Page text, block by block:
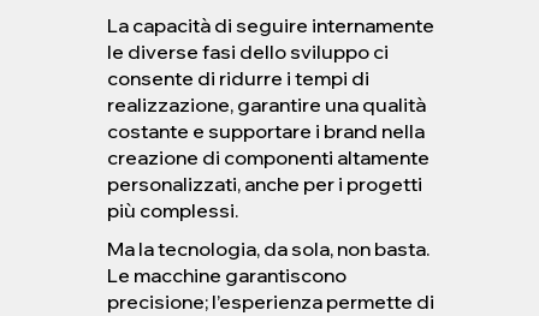
La capacità di seguire internamente
le diverse fasi dello sviluppo ci
consente di ridurre i tempi di
realizzazione, garantire una qualità
costante e supportare i brand nella
creazione di componenti altamente
personalizzati, anche per i progetti
più complessi.
Ma la tecnologia, da sola, non basta.
Le macchine garantiscono
precisione; l’esperienza permette di